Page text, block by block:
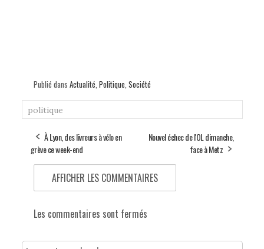
Publié dans Actualité Politique Société
politique
À Lyon, des livreurs à vélo en
grève ce week-end
Nouvel échec de l'OL dimanche,
face à Metz
AFFICHER LES COMMENTAIRES
Les commentaires sont fermés